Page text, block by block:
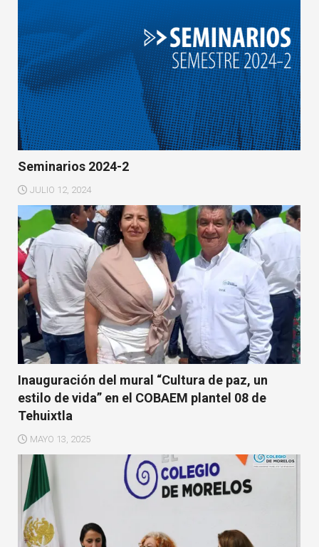
Seminarios 2024-2
JULIO 12, 2024
Inauguración del mural “Cultura de paz, un
estilo de vida” en el COBAEM plantel 08 de
Tehuixtla
MAYO 13, 2025